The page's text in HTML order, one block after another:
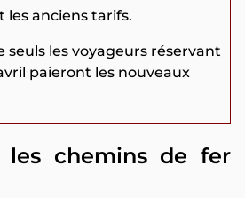
les anciens tarifs.
seuls les voyageurs réservant
paieront les nouveaux
les chemins de fer